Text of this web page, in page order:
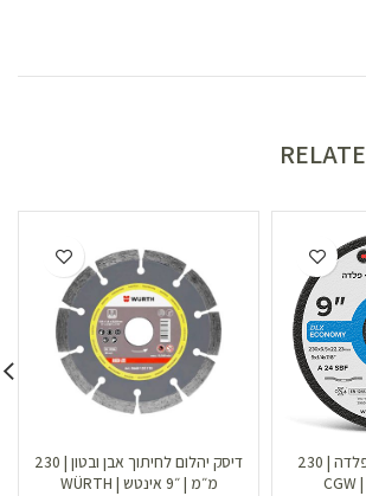
דיסק לחיתוך ברזל ופלדה | 230
דיסק יהלום לחיתוך אבן ובטון | 230
מ״מ | ״9 אינטש | WÜRTH